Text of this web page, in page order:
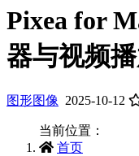
Pixea for
器与视频
图形图像 2025-10-12
当前位置：
首页